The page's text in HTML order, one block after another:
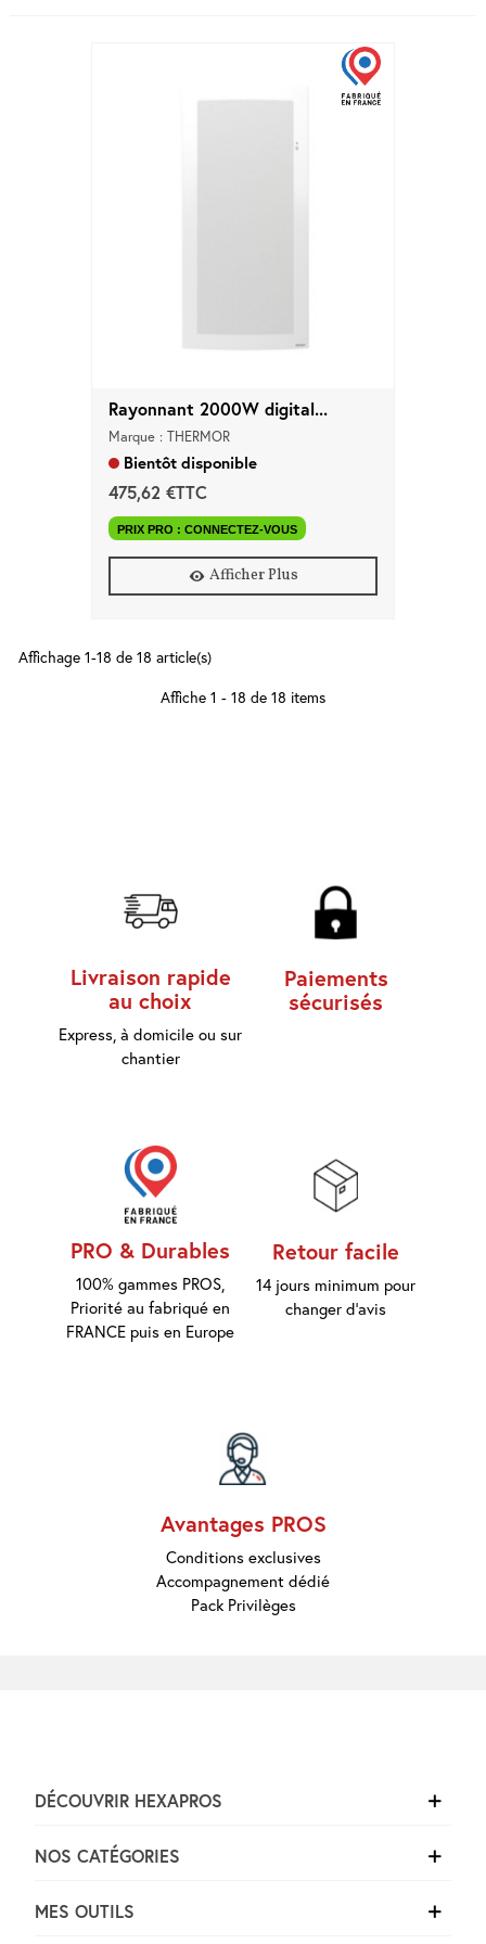
Rayonnant 2000W digital...
Marque : THERMOR
Bientôt disponible
475,62 €TTC
PRIX PRO : CONNECTEZ-VOUS
Afficher Plus
Affichage 1-18 de 18 article(s)
Affiche 1 - 18 de 18 items
Livraison rapide
au choix
Express, à domicile ou sur
chantier
Paiements
sécurisés
PRO & Durables
100% gammes PROS,
Priorité au fabriqué en
FRANCE puis en Europe
Retour facile
14 jours minimum pour
changer d'avis
Avantages PROS
Conditions exclusives
Accompagnement dédié
Pack Privilèges
DÉCOUVRIR HEXAPROS
NOS CATÉGORIES
MES OUTILS